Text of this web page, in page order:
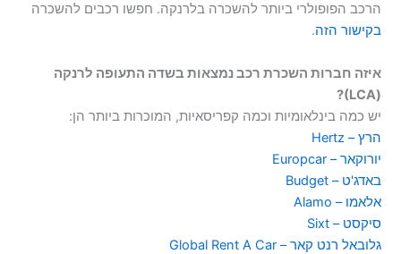
הרכב הפופולרי ביותר להשכרה בלרנקה. חפשו רכבים להשכרה
בקישור הזה.
איזה חברות השכרת רכב נמצאות בשדה התעופה לרנקה
(LCA)?
יש כמה בינלאומיות וכמה קפריסאיות, המוכרות ביותר הן:
הרץ – Hertz
יורוקאר – Europcar
באדג'ט – Budget
אלאמו – Alamo
סיקסט – Sixt
גלובאל רנט קאר – Global Rent A Car